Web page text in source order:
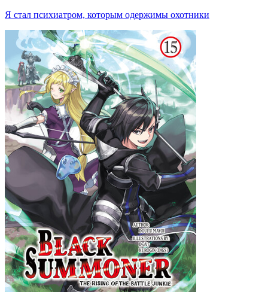
Я стал психиатром, которым одержимы охотники